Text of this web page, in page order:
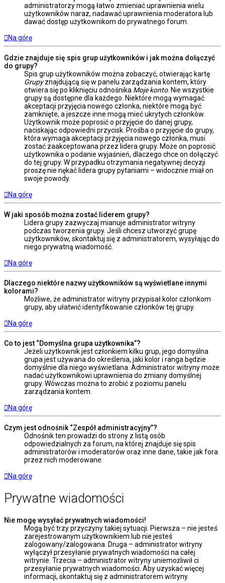
administratorzy mogą łatwo zmieniać uprawnienia wielu
użytkowników naraz, nadawać uprawnienia moderatora lub
dawać dostęp użytkownikom do prywatnego forum.
Na górę
Gdzie znajduje się spis grup użytkowników i jak można dołączyć
do grupy?
Spis grup użytkowników można zobaczyć, otwierając kartę
Grupyznajdującą się w panelu zarządzania kontem, który
otwiera się po kliknięciu odnośnika Moje konto. Nie wszystkie
grupy są dostępne dla każdego. Niektóre mogą wymagać
akceptacji przyjęcia nowego członka, niektóre mogą być
zamknięte, a jeszcze inne mogą mieć ukrytych członków.
Użytkownik może poprosić o przyjęcie do danej grupy,
naciskając odpowiedni przycisk. Prośba o przyjęcie do grupy,
która wymaga akceptacji przyjęcia nowego członka, musi
zostać zaakceptowana przez lidera grupy. Może on poprosić
użytkownika o podanie wyjaśnień, dlaczego chce on dołączyć
do tej grupy. W przypadku otrzymania negatywnej decyzji
proszę nie nękać lidera grupy pytaniami – widocznie miał on
swoje powody.
Na górę
W jaki sposób można zostać liderem grupy?
Lidera grupy zazwyczaj mianuje administrator witryny
podczas tworzenia grupy. Jeśli chcesz utworzyć grupę
użytkowników, skontaktuj się z administratorem, wysyłając do
niego prywatną wiadomość.
Na górę
Dlaczego niektóre nazwy użytkowników są wyświetlane innymi
kolorami?
Możliwe, że administrator witryny przypisał kolor członkom
grupy, aby ułatwić identyfikowanie członków tej grupy.
Na górę
Co to jest “Domyślna grupa użytkownika”?
Jeżeli użytkownik jest członkiem kilku grup, jego domyślna
grupa jest używana do określenia, jaki kolor i ranga będzie
domyślnie dla niego wyświetlana. Administrator witryny może
nadać użytkownikowi uprawnienia do zmiany domyślnej
grupy. Wówczas można to zrobić z poziomu panelu
zarządzania kontem.
Na górę
Czym jest odnośnik “Zespół administracyjny”?
Odnośnik ten prowadzi do strony z listą osób
odpowiedzialnych za forum, na której znajduje się spis
administratorów i moderatorów oraz inne dane, takie jak fora
przez nich moderowane.
Na górę
Prywatne wiadomości
Nie mogę wysyłać prywatnych wiadomości!
Mogą być trzy przyczyny takiej sytuacji. Pierwsza – nie jesteś
zarejestrowanym użytkownikiem lub nie jesteś
zalogowany/zalogowana. Druga – administrator witryny
wyłączył przesyłanie prywatnych wiadomości na całej
witrynie. Trzecia – administrator witryny uniemożliwił ci
przesyłanie prywatnych wiadomości. Aby uzyskać więcej
informacji, skontaktuj się z administratorem witryny.